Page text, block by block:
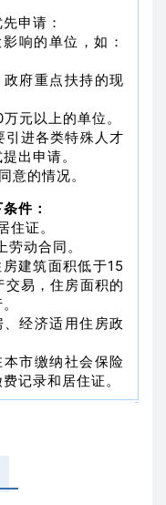
申请：
响的单位，如：
府重点扶持的现
元以上的单位。
进各类特殊人才
出申请。
意的情况。
件：
住证。
动合同。
建筑面积低于15
易，住房面积的
经济适用住房政
市缴纳社会保险
记录和居住证。